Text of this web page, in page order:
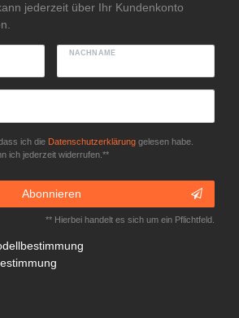
jederzeit über Ihr Kundenkonto
NACHNAME
ich die Daten­schutz­erklärunggelesen habe.
ich jederzeit widerrufen.**
Abonnieren
** Hierbei handelt es sich um ein Pflichtfeld.